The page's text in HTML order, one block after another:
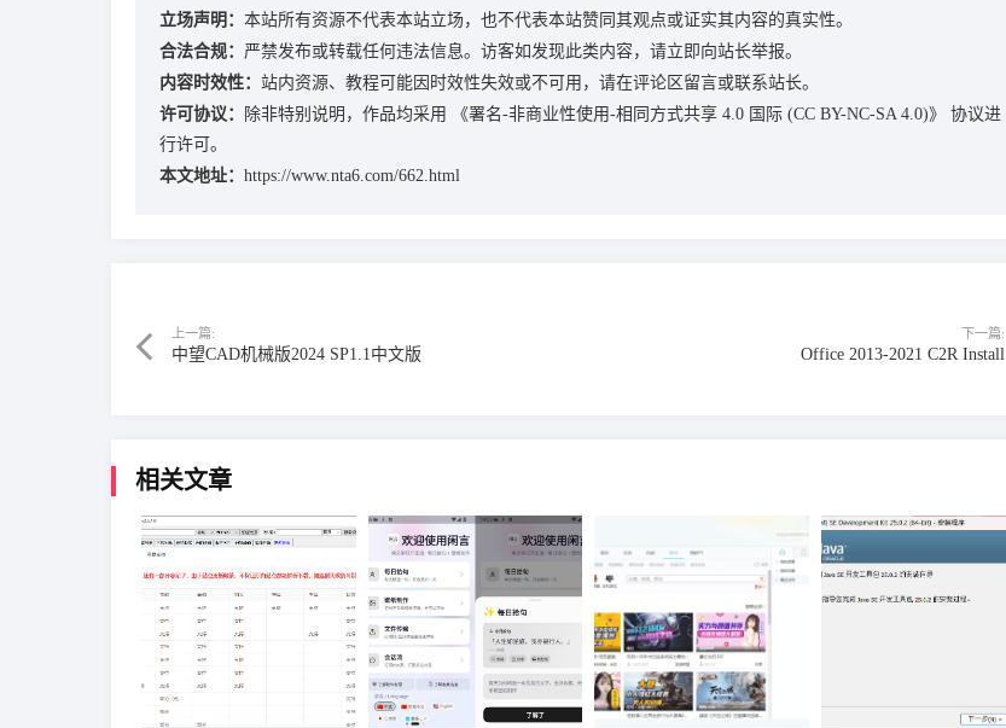
立场声明： 本站所有资源不代表本站立场，也不代表本站赞同其观点或证实其内容的真实性。
合法合规： 严禁发布或转载任何违法信息。访客如发现此类内容，请立即向站长举报。
内容时效性： 站内资源、教程可能因时效性失效或不可用，请在评论区留言或联系站长。
许可协议：
除非特别说明，作品均采用 《署名-非商业性使用-相同方式共享 4.0 国际 (CC BY-NC-SA 4.0)》
协议进
行许可。
本文地址： https://www.nta6.com/662.html
上一篇:
中望CAD机械版2024 SP1.1中文版
下一篇:
Office 2013-2021 C2R Install
相关文章